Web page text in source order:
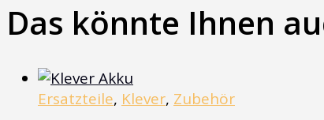
M
Modelljahr:
Motor:
600W
Das könnte Ihnen
Ersatzteile, Klever, Zubehör